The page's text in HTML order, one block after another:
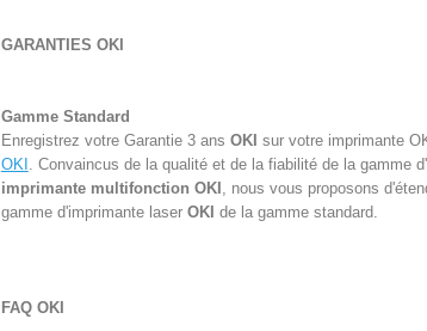
GARANTIES OKI
Gamme Standard
Enregistrez votre Garantie 3 ans OKI sur votre imprimante
OKI . Convaincus de la qualité et de la fiabilité de la gamme d'
imprimante multifonction OKI , nous vous proposons
gamme d'imprimante laser OKI de la gamme standard.
FAQ OKI